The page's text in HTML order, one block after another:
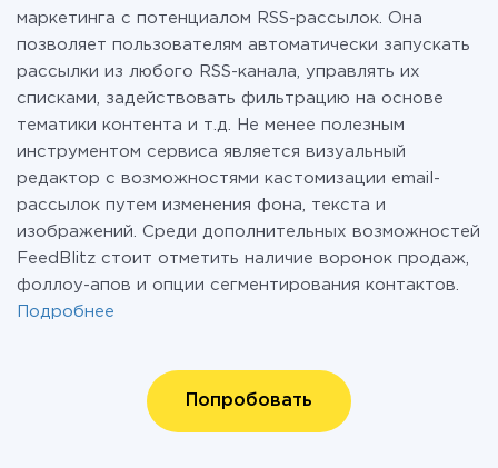
маркетинга с потенциалом RSS-рассылок. Она
позволяет пользователям автоматически запускать
рассылки из любого RSS-канала, управлять их
списками, задействовать фильтрацию на основе
тематики контента и т.д. Не менее полезным
инструментом сервиса является визуальный
редактор с возможностями кастомизации email-
рассылок путем изменения фона, текста и
изображений. Среди дополнительных возможностей
FeedBlitz стоит отметить наличие воронок продаж,
фоллоу-апов и опции сегментирования контактов.
Подробнее
Попробовать